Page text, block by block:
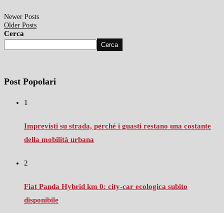
Newer Posts
Older Posts
Cerca
Cerca
Post Popolari
1
Imprevisti su strada, perché i guasti restano una costante
della mobilità urbana
2
Fiat Panda Hybrid km 0: city‑car ecologica subito
disponibile